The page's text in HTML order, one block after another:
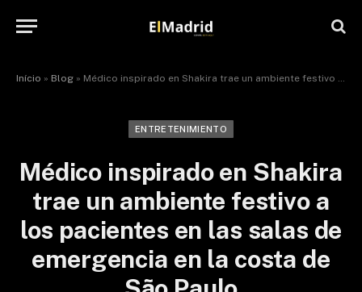
Início » Blog » Médico inspirado en Shakira trae un ambiente festivo a los pacientes en las salas de emergencia en la costa de São Paulo
ENTRETENIMIENTO
Médico inspirado en Shakira
trae un ambiente festivo a
los pacientes en las salas de
emergencia en la costa de